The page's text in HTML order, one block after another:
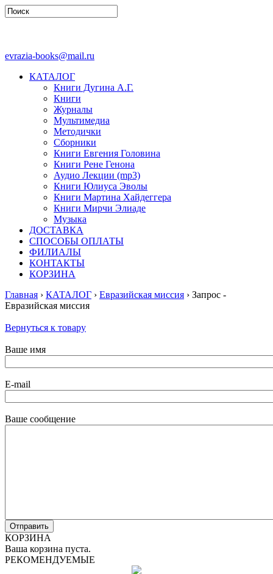
evrazia-books@mail.ru
КАТАЛОГ
Книги Дугина А.Г.
Книги
Журналы
Мультимедиа
Методички
Сборники
Книги Евгения Головина
Книги Рене Генона
Аудио Лекции (mp3)
Книги Юлиуса Эволы
Книги Мартина Хайдеггера
Книги Мирчи Элиаде
Музыка
ДОСТАВКА
СПОСОБЫ ОПЛАТЫ
ФИЛИАЛЫ
КОНТАКТЫ
КОРЗИНА
Главная › КАТАЛОГ › Евразийская миссия › Запрос -
Евразийская миссия
Вернуться к товару
Ваше имя
E-mail
Ваше сообщение
КОРЗИНА
Ваша корзина пуста.
РЕКОМЕНДУЕМЫЕ